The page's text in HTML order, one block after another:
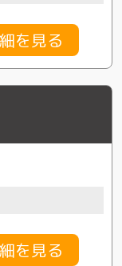
を見る
を見る